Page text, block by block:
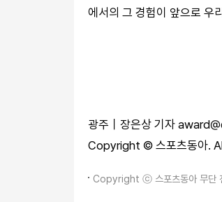
에서의 그 경험이 앞으로 우
광주｜장은상 기자
Copyright © 스포츠동아.
Copyright ⓒ 스포츠동아 무단